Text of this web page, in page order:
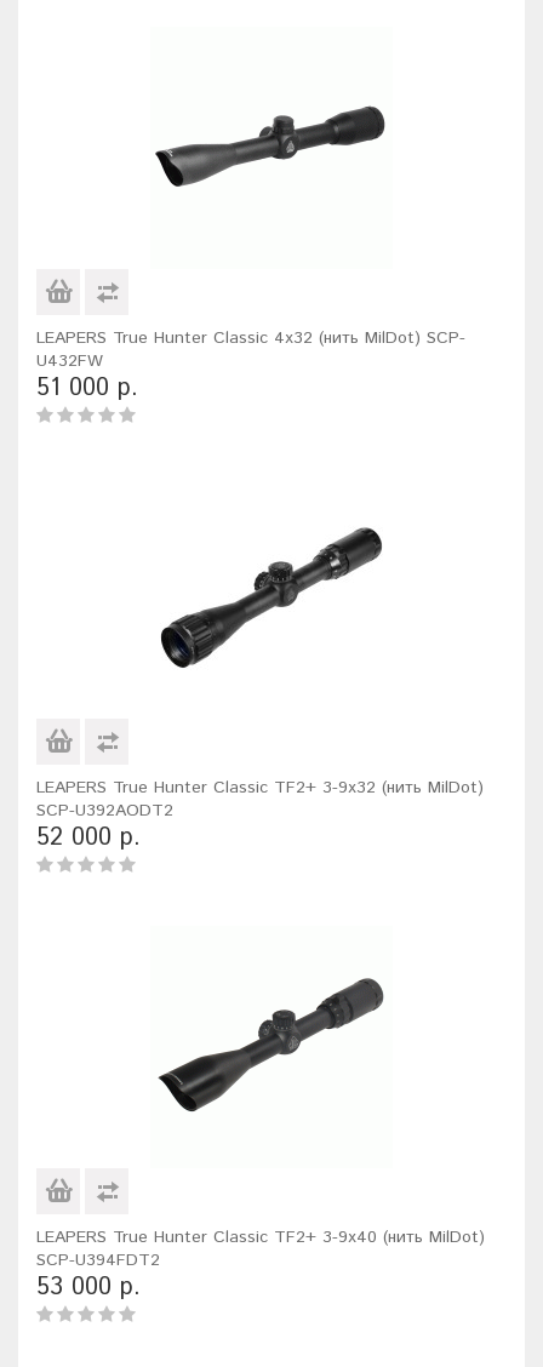
LEAPERS True Hunter Classic 4x32 (нить MilDot) SCP-
U432FW
51 000 р.
LEAPERS True Hunter Classic TF2+ 3-9x32 (нить MilDot)
SCP-U392AODT2
52 000 р.
LEAPERS True Hunter Classic TF2+ 3-9x40 (нить MilDot)
SCP-U394FDT2
53 000 р.